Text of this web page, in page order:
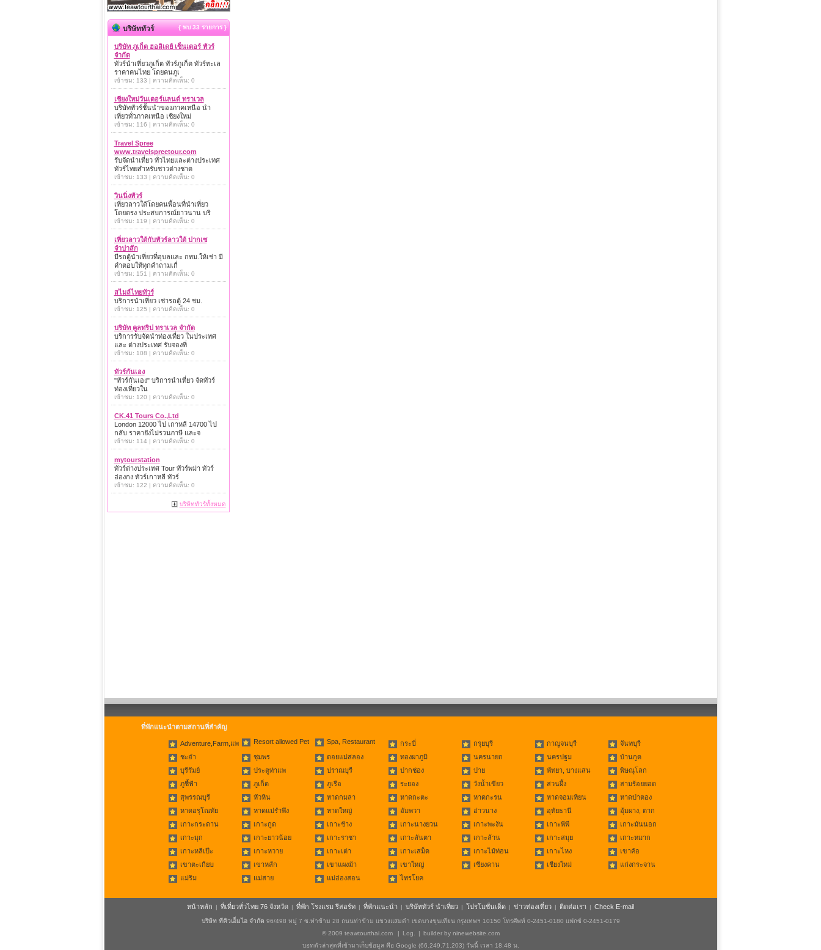
บริษัททัวร์ { พบ 33 รายการ }
บริษัท ภูเก็ต ฮอลิเดย์ เซ็นเตอร์ ทัวร์
จำกัด
ทัวร์นำเที่ยวภูเก็ต ทัวร์ภูเก็ต ทัวร์ทะเล
ราคาคนไทย โดยคนภูเ
เข้าชม: 133 | ความคิดเห็น: 0
เชียงใหม่วันเดอร์แลนด์ ทราเวล
บริษัททัวร์ชั้นนำของภาคเหนือ นำ
เที่ยวทั่วภาคเหนือ เชียงใหม่
เข้าชม: 116 | ความคิดเห็น: 0
Travel Spree
www.travelspreetour.com
รับจัดนำเที่ยว ทั่วไทยและต่างประเทศ
ทัวร์ไทยสำหรับชาวต่างชาต
เข้าชม: 133 | ความคิดเห็น: 0
วินนิ่งทัวร์
เที่ยวลาวใต้โดยคนพื้อนที่นำเที่ยว
โดยตรง ประสบการณ์ยาวนาน บริ
เข้าชม: 119 | ความคิดเห็น: 0
เที่ยวลาวใต้กับทัวร์ลาวใต้ ปากเซ
จำปาสัก
มีรถตู้นำเที่ยวที่อุบลและ กทม.ให้เช่า มี
คำตอบให้ทุกคำถามเกี่
เข้าชม: 151 | ความคิดเห็น: 0
สไมล์ไทยทัวร์
บริการนำเที่ยว เช่ารถตู้ 24 ชม.
เข้าชม: 125 | ความคิดเห็น: 0
บริษัท คูลทริป ทราเวล จำกัด
บริการรับจัดนำท่องเที่ยว ในประเทศ
และ ต่างประเทศ รับจองที่
เข้าชม: 108 | ความคิดเห็น: 0
ทัวร์กันเอง
"ทัวร์กันเอง" บริการนำเที่ยว จัดทัวร์
ท่องเที่ยวใน
เข้าชม: 120 | ความคิดเห็น: 0
CK.41 Tours Co.,Ltd
London 12000 ไป เกาหลี 14700 ไป
กลับ ราคายังไม่รวมภาษี และจ
เข้าชม: 114 | ความคิดเห็น: 0
mytourstation
ทัวร์ต่างประเทศ Tour ทัวร์พม่า ทัวร์
ฮ่องกง ทัวร์เกาหลี ทัวร์
เข้าชม: 122 | ความคิดเห็น: 0
บริษัททัวร์ทั้งหมด
ที่พักแนะนำตามสถานที่สำคัญ
Adventure,Farm,แพ Resort allowed Pet Spa, Restaurant กระบี่ กรุยบุรี กาญจนบุรี
จันทบุรี
ชะอำ
ชุมพร ดอยแม่สลอง ทองผาภูมิ นครนายก นครปฐม
บ้านกูด
บุรีรัมย์
ประตูท่าแพ ปราณบุรี ปากช่อง ปาย พัทยา, บางแสน
พิษณุโลก
ภูชี้ฟ้า
ภูเก็ต ภูเรือ ระยอง วังน้ำเขียว สวนผึ้ง
สามร้อยยอด
สุพรรณบุรี
หัวหิน หาดกมลา หาดกะตะ หาดกะรน หาดจอมเทียน
หาดป่าตอง
หาดอรุโณทัย
หาดแม่รำพึง หาดใหญ่ อัมพวา อ่าวนาง อุทัยธานี
อุ้มผาง, ตาก
เกาะกระดาน
เกาะกูด เกาะช้าง เกาะนางยวน เกาะพะงัน เกาะพีพี
เกาะมันนอก
เกาะมุก
เกาะยาวน้อย เกาะราชา เกาะลันตา เกาะล้าน เกาะสมุย
เกาะหมาก
เกาะหลีเป๊ะ
เกาะหวาย เกาะเต่า เกาะเสม็ด เกาะไม้ท่อน เกาะไหง
เขาค้อ
เขาตะเกียบ
เขาหลัก เขาแผงม้า เขาใหญ่ เชียงคาน เชียงใหม่
แก่งกระจาน
แม่ริม
แม่สาย แม่ฮ่องสอน ไทรโยค
หน้าหลัก | ที่เที่ยวทั่วไทย 76 จังหวัด | ที่พัก โรงแรม รีสอร์ท | ที่พักแนะนำ | บริษัททัวร์ นำเที่ยว | โปรโมชั่นเด็ด | ข่าวท่องเที่ยว | ติดต่อเรา | Check E-mail
บริษัท ทีคิวเอ็มไอ จำกัด 96/498 หมู่ 7 ซ.ท่าข้าม 28 ถนนท่าข้าม แขวงแสมดำ เขตบางขุนเทียน กรุงเทพฯ 10150 โทรศัพท์ 0-2451-0180 แฟกซ์ 0-2451-0179
© 2009 teawtourthai.com | Log. | builder by ninewebsite.com
บอทตัวล่าสุดที่เข้ามาเก็บข้อมูล คือ Google (66.249.71.203) วันนี้ เวลา 18.48 น.